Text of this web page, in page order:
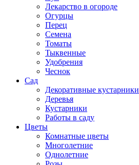
Лекарство в огороде
Огурцы
Перец
Семена
Томаты
Тыквенные
Удобрения
Чеснок
Сад
Декоративные кустарники
Деревья
Кустарники
Работы в саду
Цветы
Комнатные цветы
Многолетние
Однолетние